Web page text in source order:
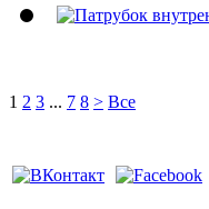
1 2 3 ... 7 8 > Все